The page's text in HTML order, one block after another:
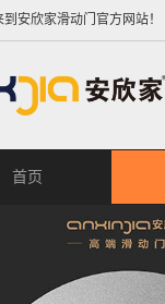
安欣家滑动门官方网站！
首页